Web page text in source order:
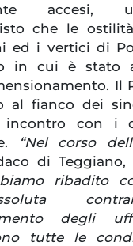
accesi,
che le
ed i vertici di
in cui è stato
Il
al fianco dei
incontro con i
“Nel corso
di Teggiano,
ribadito
degli
tutte le